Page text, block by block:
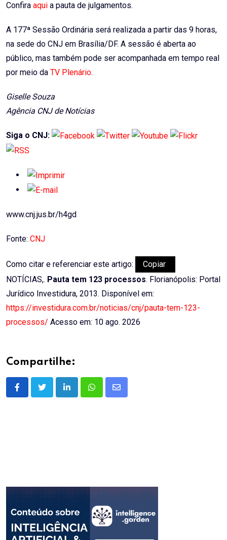
Confira aqui a pauta de julgamentos.
A 177ª Sessão Ordinária será realizada a partir das 9 horas,
na sede do CNJ em Brasília/DF. A sessão é aberta ao
público, mas também pode ser acompanhada em tempo real
por meio da TV Plenário.
Giselle Souza
Agência CNJ de Notícias
Siga o CNJ:
www.cnj.jus.br/h4gd
Fonte: CNJ
Como citar e referenciar este artigo:
Copiar
NOTÍCIAS,. Pauta tem 123 processos. Florianópolis: Portal
Jurídico Investidura, 2013. Disponível em:
https://investidura.com.br/noticias/cnj/pauta-tem-123-
processos/ Acesso em: 10 ago. 2026
Compartilhe:
LinkedInWhatsappShare